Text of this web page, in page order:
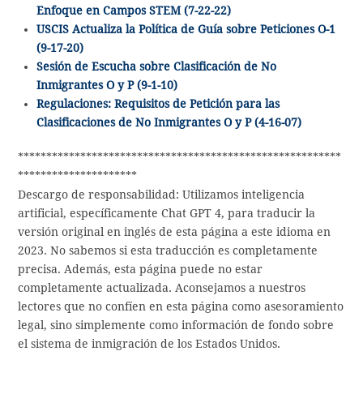
Enfoque en Campos STEM (7-22-22)
USCIS Actualiza la Política de Guía sobre Peticiones O-1
(9-17-20)
Sesión de Escucha sobre Clasificación de No
Inmigrantes O y P (9-1-10)
Regulaciones: Requisitos de Petición para las
Clasificaciones de No Inmigrantes O y P (4-16-07)
*********************************************************
*********************
Descargo de responsabilidad: Utilizamos inteligencia
artificial, específicamente Chat GPT 4, para traducir la
versión original en inglés de esta página a este idioma en
2023. No sabemos si esta traducción es completamente
precisa. Además, esta página puede no estar
completamente actualizada. Aconsejamos a nuestros
lectores que no confíen en esta página como asesoramiento
legal, sino simplemente como información de fondo sobre
el sistema de inmigración de los Estados Unidos.